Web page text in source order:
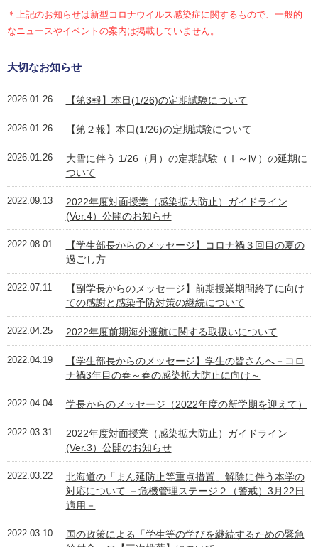
＊上記のお知らせは新型コロナウイルス感染症に関するもので、一般的
なニュースやイベントの案内は掲載していません。
大切なお知らせ
2026.01.26 【第3報】本日(1/26)の定期試験について
2026.01.26 【第２報】本日(1/26)の定期試験について
2026.01.26
大雪に伴う 1/26（月）の定期試験（Ⅰ～Ⅳ）の延期に
ついて
2022.09.13
2022年度対面授業（感染拡大防止）ガイドライン
(Ver.4）公開のお知らせ
2022.08.01
【学生部長からのメッセージ】コロナ禍３回目の夏の
過ごし方
2022.07.11
【副学長からのメッセージ】前期授業期間終了に向け
ての感謝と感染予防対策の継続について
2022.04.25 2022年度前期海外渡航に関する取扱いについて
2022.04.19
【学生部長からのメッセージ】学生の皆さんへ－コロ
ナ禍3年目の春～春の感染拡大防止に向け～
2022.04.04 学長からのメッセージ（2022年度の新学期を迎えて）
2022.03.31
2022年度対面授業（感染拡大防止）ガイドライン
(Ver.3）公開のお知らせ
2022.03.22
北海道の「まん延防止等重点措置」解除に伴う本学の
対応について －危機管理ステージ２（警戒）3月22日
適用－
2022.03.10
国の政策による「学生等の学びを継続するための緊急